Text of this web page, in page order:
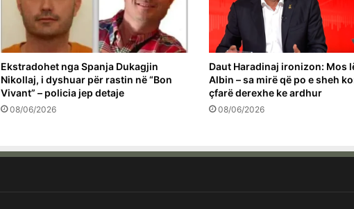
Ekstradohet nga Spanja Dukagjin
Nikollaj, i dyshuar për rastin në “Bon
Vivant” – policia jep detaje
08/06/2026
Daut Haradinaj ironizon: Mos
Albin – sa mirë që po e sheh
çfarë derexhe ke ardhur
08/06/2026